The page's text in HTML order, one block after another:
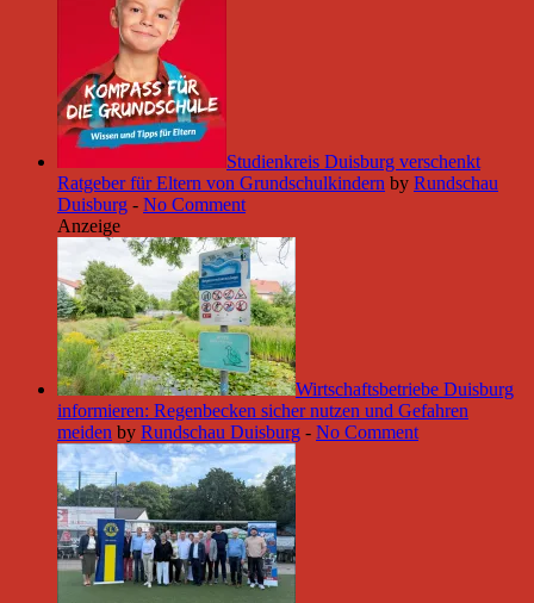
Studienkreis Duisburg verschenkt
Ratgeber für Eltern von Grundschulkindern by Rundschau
Duisburg - No Comment
Anzeige
Wirtschaftsbetriebe Duisburg
informieren: Regenbecken sicher nutzen und Gefahren
meiden by Rundschau Duisburg - No Comment